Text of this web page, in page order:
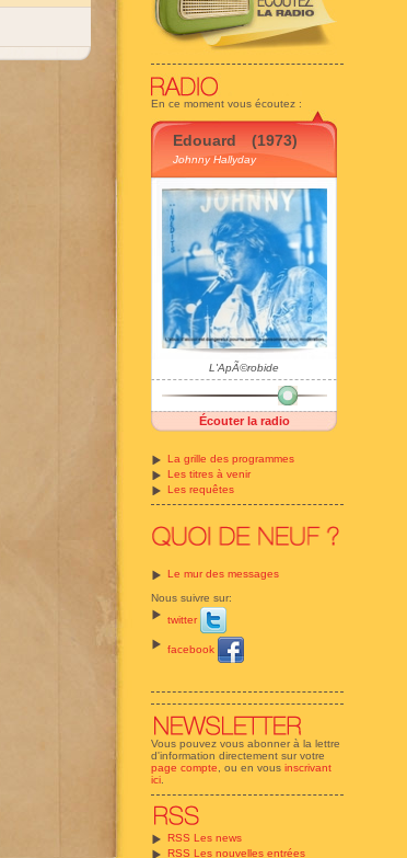
En ce moment vous écoutez :
Edouard (1973)
Johnny Hallyday
L'ApÃ©robide
Écouter la radio
La grille des programmes
Les titres à venir
Les requêtes
Le mur des messages
Nous suivre sur:
twitter
facebook
Vous pouvez vous abonner à la lettre
d'information directement sur votre
page compte , ou en vous inscrivant
ici
RSS Les news
RSS Les nouvelles entrées